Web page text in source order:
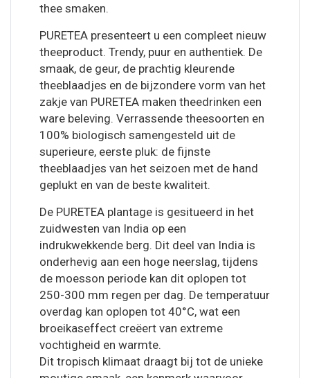
thee smaken.
PURETEA presenteert u een compleet nieuw
theeproduct. Trendy, puur en authentiek. De
smaak, de geur, de prachtig kleurende
theeblaadjes en de bijzondere vorm van het
zakje van PURETEA maken theedrinken een
ware beleving. Verrassende theesoorten en
100% biologisch samengesteld uit de
superieure, eerste pluk: de fijnste
theeblaadjes van het seizoen met de hand
geplukt en van de beste kwaliteit.
De PURETEA plantage is gesitueerd in het
zuidwesten van India op een
indrukwekkende berg. Dit deel van India is
onderhevig aan een hoge neerslag, tijdens
de moesson periode kan dit oplopen tot
250-300 mm regen per dag. De temperatuur
overdag kan oplopen tot 40°C, wat een
broeikaseffect creëert van extreme
vochtigheid en warmte.
Dit tropisch klimaat draagt bij tot de unieke